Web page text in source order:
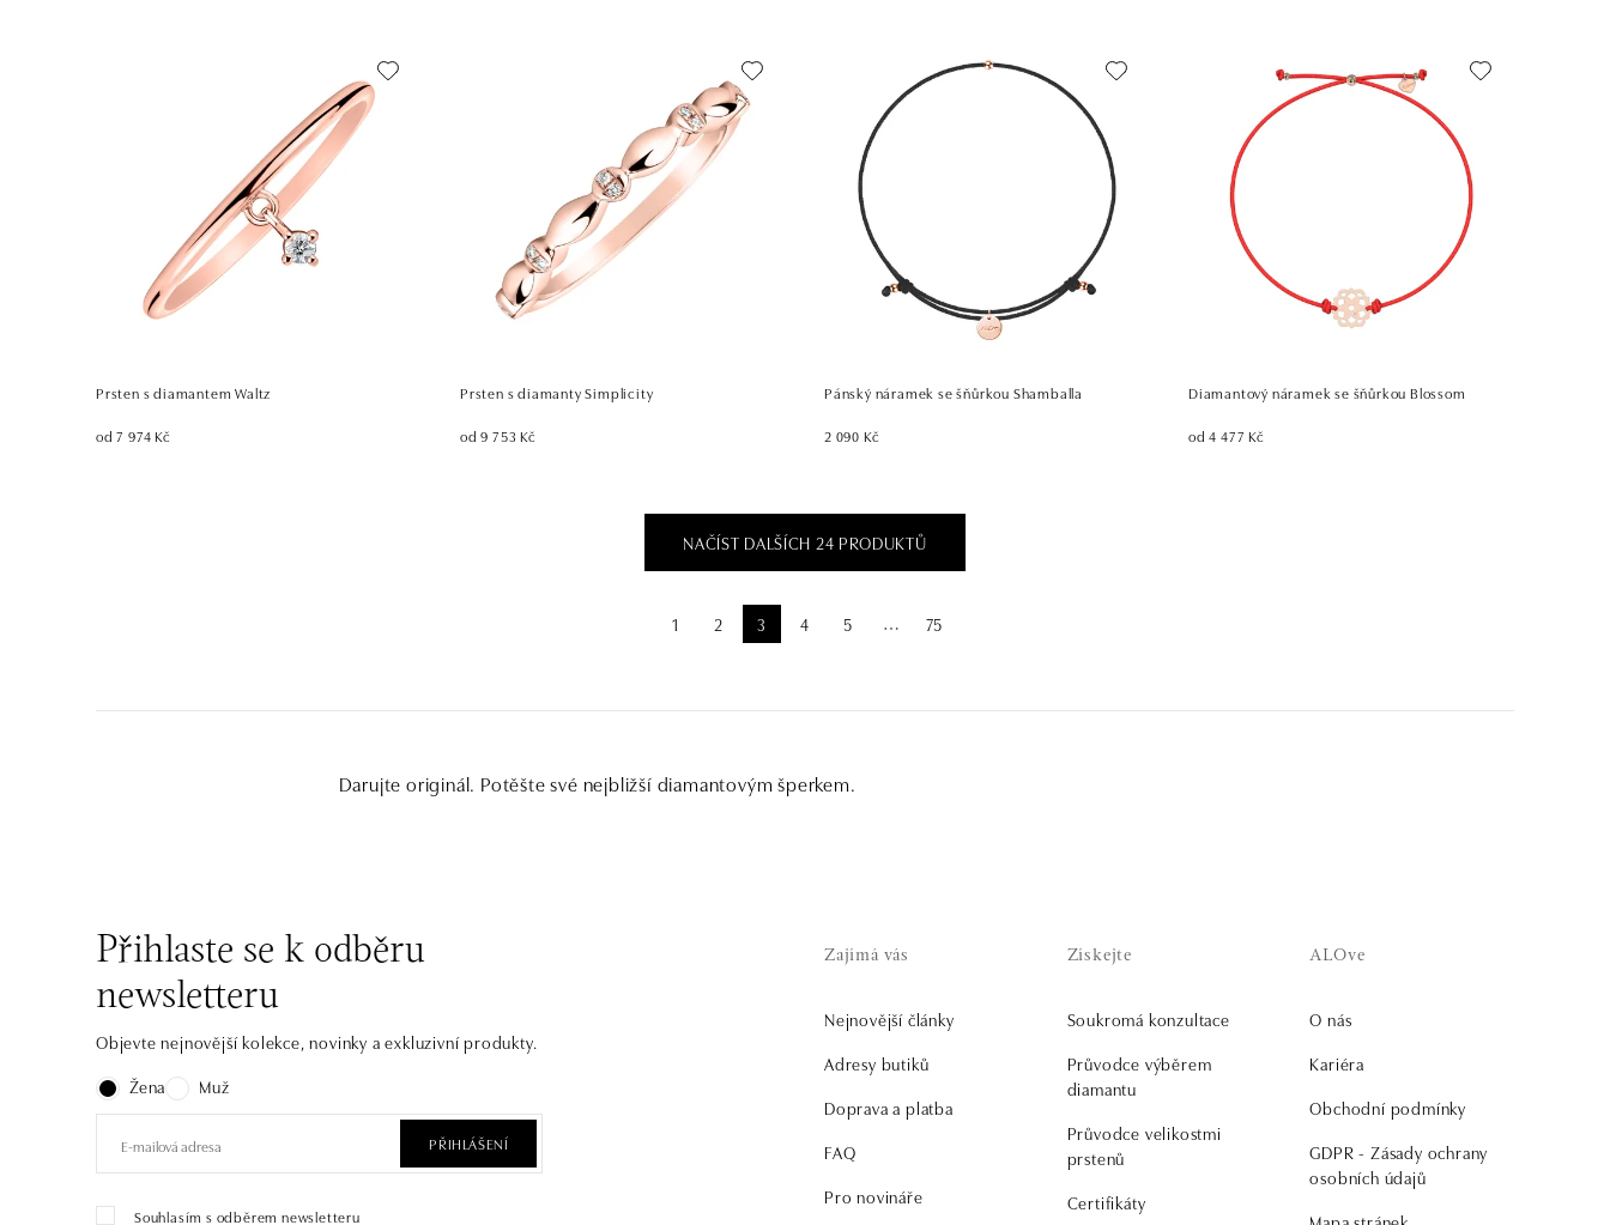
Prsten s diamantem Waltz
od 7 974 Kč
Prsten s diamanty Simplicity
od 9 753 Kč
Pánský náramek se šňůrkou Shamballa
2 090 Kč
Diamantový náramek se šňůrkou Blossom
od 4 477 Kč
NAČÍST DALŠÍCH 24 PRODUKTŮ
1 2 3 4 5 ⋯ 75
Darujte originál. Potěšte své nejbližší diamantovým šperkem.
Přihlaste se k odběru
newsletteru
Objevte nejnovější kolekce, novinky a exkluzivní produkty.
Žena
Muž
PŘIHLÁŠENÍ
Souhlasím s odběrem newsletteru
Zajímá vás
Nejnovější články
Adresy butiků
Doprava a platba
FAQ
Pro novináře
Získejte
Soukromá konzultace
Průvodce výběrem
diamantu
Průvodce velikostmi
prstenů
Certifikáty
ALOve
O nás
Kariéra
Obchodní podmínky
GDPR - Zásady ochrany
osobních údajů